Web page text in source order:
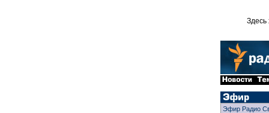
Здесь
Эфир Радио